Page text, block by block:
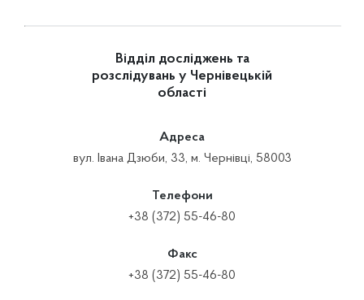
Відділ досліджень та
розслідувань у Чернівецькій
області
Адреса
вул. Івана Дзюби, 33, м. Чернівці, 58003
Телефони
+38 (372) 55-46-80
Факс
+38 (372) 55-46-80